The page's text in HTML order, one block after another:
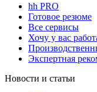
hh PRO
Готовое резюме
Все сервисы
Хочу у вас
Экспертная
Новости и статьи